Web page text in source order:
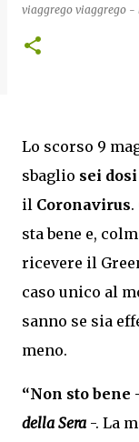
viaggrego viaggrego -
Lo scorso 9
sbaglio sei
il Coronavirus.
sta bene e,
ricevere il
caso unico al
sanno se sia
meno.
“Non sto bene
della Sera -. La